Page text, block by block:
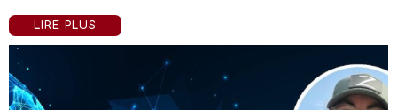
LIRE PLUS